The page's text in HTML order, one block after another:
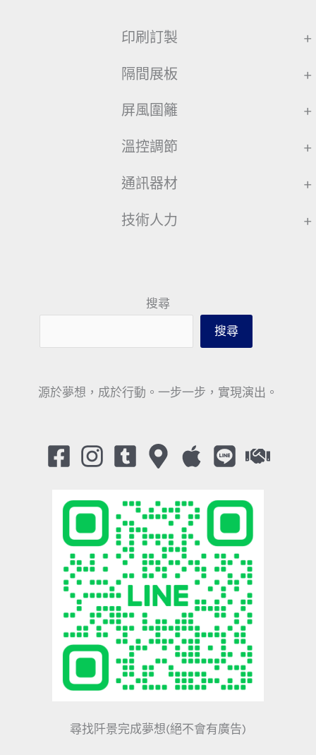
印刷訂製 +
隔間展板 +
屏風圍籬 +
溫控調節 +
通訊器材 +
技術人力 +
搜尋
搜尋
源於夢想，成於行動。一步一步，實現演出。
尋找阡景完成夢想(絕不會有廣告)